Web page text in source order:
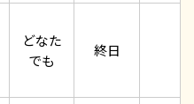
どなた
でも
終日